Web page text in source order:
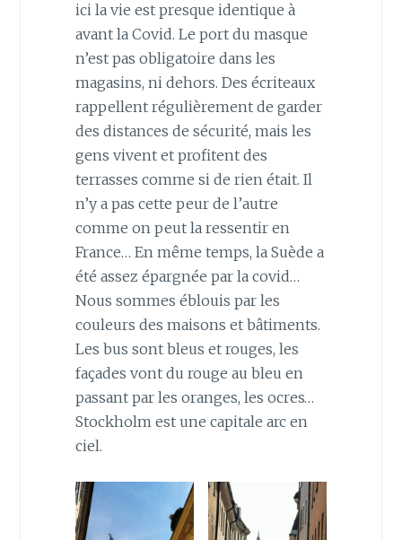
ici la vie est presque identique à
avant la Covid. Le port du masque
n’est pas obligatoire dans les
magasins, ni dehors. Des écriteaux
rappellent régulièrement de garder
des distances de sécurité, mais les
gens vivent et profitent des
terrasses comme si de rien était. Il
n’y a pas cette peur de l’autre
comme on peut la ressentir en
France… En même temps, la Suède a
été assez épargnée par la covid…
Nous sommes éblouis par les
couleurs des maisons et bâtiments.
Les bus sont bleus et rouges, les
façades vont du rouge au bleu en
passant par les oranges, les ocres…
Stockholm est une capitale arc en
ciel.